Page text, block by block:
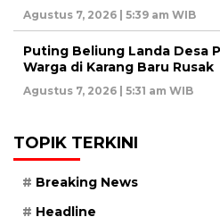
Agustus 7, 2026 | 5:39 am WIB
Puting Beliung Landa Desa
Warga di Karang Baru Rusak
Agustus 7, 2026 | 5:31 am WIB
TOPIK TERKINI
Breaking News
Headline